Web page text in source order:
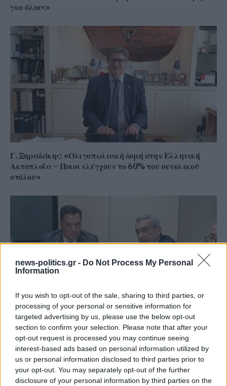
news-politics.gr - Do Not Process My Personal
Information
If you wish to opt-out of the sale, sharing to third parties, or
processing of your personal or sensitive information for
targeted advertising by us, please use the below opt-out
section to confirm your selection. Please note that after your
opt-out request is processed you may continue seeing
interest-based ads based on personal information utilized by
us or personal information disclosed to third parties prior to
your opt-out. You may separately opt-out of the further
disclosure of your personal information by third parties on the
για όλους»
Γ. Ξηραδάκης: «Ολιγοπωλιακή δομή στην Ελληνική
Ακτοπλοΐα – Ποιοι ελέγχουν το 60% του συνολικού
στόλου»
(VIDEOS) Αλλάζει ο υγειονομικός χάρτης στα
Δωδεκάνησα: Νέο Ακτινοθεραπευτικό Κέντρο και
ενίσχυση του ΕΣΥ στη Ρόδο, σύμφωνα με τον υπ. Υγείας,
Άδωνη Γεωργιάδη